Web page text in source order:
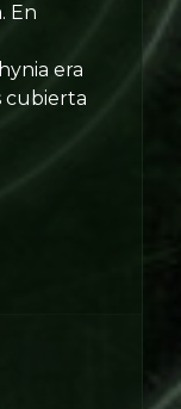
En
era
cubierta